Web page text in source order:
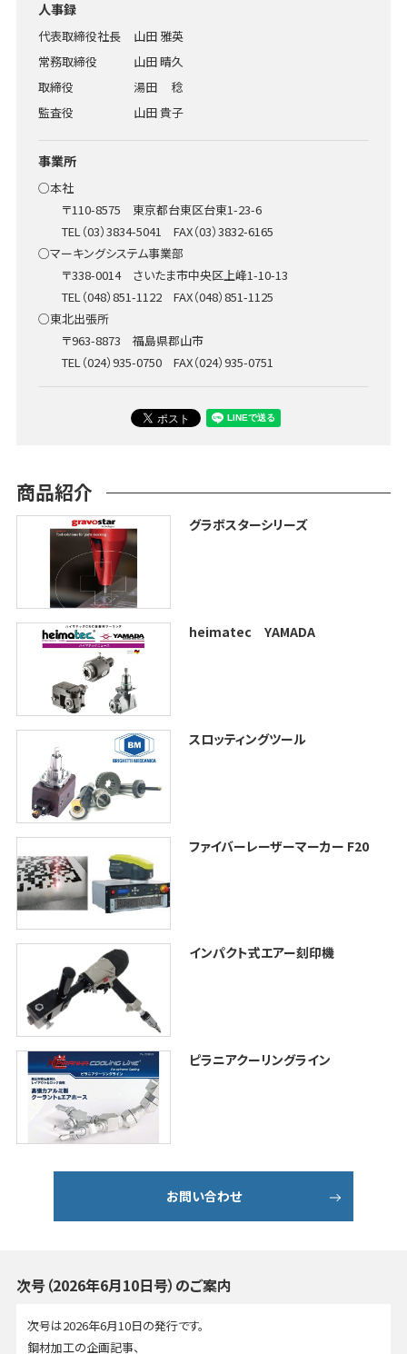
人事録
代表取締役社長
山田 雅英
常務取締役
山田 晴久
取締役
湯田 稔
監査役
山田 貴子
事業所
○本社
〒110-8575 東京都台東区台東1-23-6
TEL（03）3834-5041 FAX（03）3832-6165
○マーキングシステム事業部
〒338-0014 さいたま市中央区上峰1-10-13
TEL（048）851-1122 FAX（048）851-1125
○東北出張所
〒963-8873 福島県郡山市
TEL（024）935-0750 FAX（024）935-0751
商品紹介
グラボスターシリーズ
heimatec YAMADA
スロッティングツール
ファイバーレーザーマーカー F20
インパクト式エアー刻印機
ピラニアクーリングライン
お問い合わせ
次号（2026年6月10日号）のご案内
次号は2026年6月10日の発行です。
鋼材加工の企画記事、